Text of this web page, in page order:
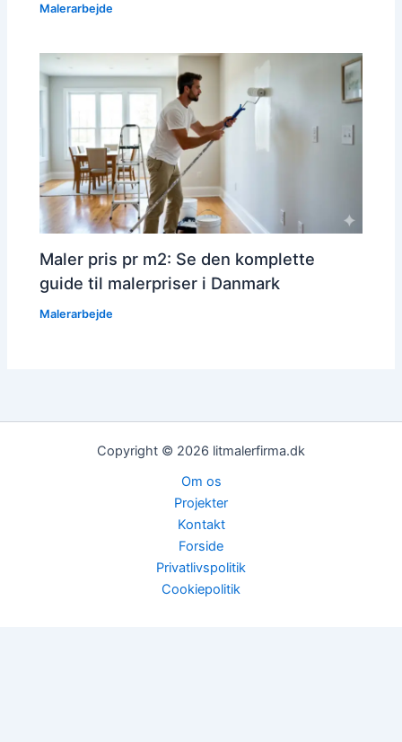
Malerarbejde
Maler pris pr m2: Se den komplette
guide til malerpriser i Danmark
Malerarbejde
Copyright © 2026 litmalerfirma.dk
Om os
Projekter
Kontakt
Forside
Privatlivspolitik
Cookiepolitik